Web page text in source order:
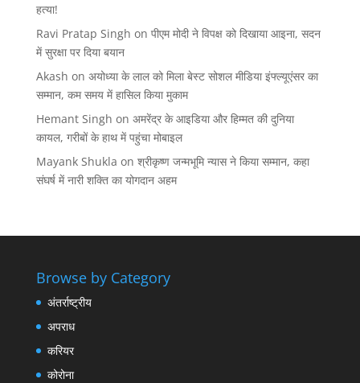
हत्या!
Ravi Pratap Singh on पीएम मोदी ने विपक्ष को दिखाया आइना, सदन
में सुरक्षा पर दिया बयान
Akash on अयोध्या के लाल को मिला बेस्ट सोशल मीडिया इंफ्ल्यूएंसर का
सम्मान, कम समय में हासिल किया मुकाम
Hemant Singh on अमरेंद्र के आइडिया और हिम्मत की दुनिया
कायल, गरीबों के हाथ में पहुंचा मोबाइल
Mayank Shukla on श्रीकृष्ण जन्मभूमि न्यास ने किया सम्मान, कहा
संघर्ष में नारी शक्ति का योगदान अहम
Browse by Category
अंतर्राष्ट्रीय
अपराध
करियर
कोरोना